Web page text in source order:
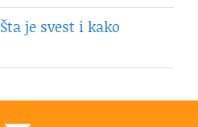
Šta je svest i kako